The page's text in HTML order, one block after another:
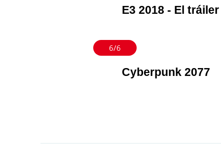
E3 2018 - El
6/6
Cyberpunk 2077